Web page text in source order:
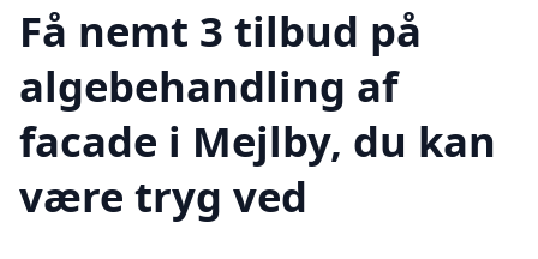
Få nemt 3 tilbud på
algebehandling af
facade i Mejlby, du kan
være tryg ved